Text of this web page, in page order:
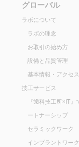
グローバル
ラボについて
ラボの理念
お取引の始め方
設備と品質管理
基本情報・アクセス
技工サービス
『歯科技工所×IT』
ートナーシップ
セラミックワーク
インプラントワーク